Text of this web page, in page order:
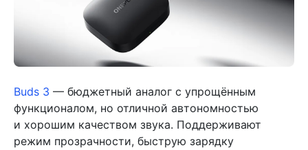
Buds 3 — бюджетный аналог с упрощённым
функционалом, но отличной автономностью
и хорошим качеством звука. Поддерживают
режим прозрачности, быструю зарядку